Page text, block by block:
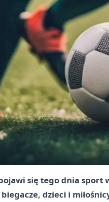
się tego dnia
dzieci i